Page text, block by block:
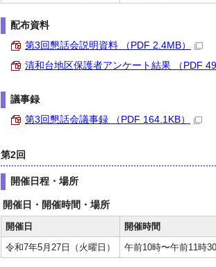
配布資料
第3回懇話会説明資料 （PDF 2.4MB）
清和台地区保護者アンケート結果 （PDF
議事録
第3回懇話会議事録 （PDF 164.1KB）
第2回
開催日程・場所
開催日・開催時間・場所
開催日 開催時間
令和7年5月27日（火曜日）
午前10時〜午前11時